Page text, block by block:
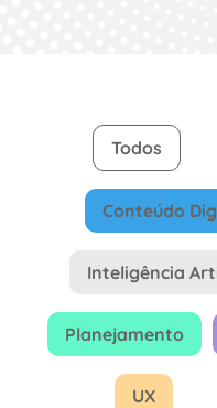
Todos
Conteúdo
Inteligência
Planejamento
UX